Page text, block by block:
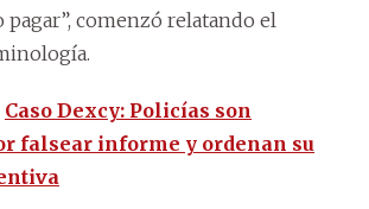
comenzó relatando el
Caso Dexcy: Policías son
falsear informe y ordenan su